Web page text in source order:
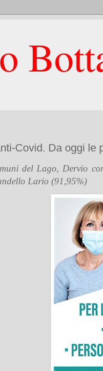
Covid. Da oggi le
del Lago, Dervio
Lario (91,95%)